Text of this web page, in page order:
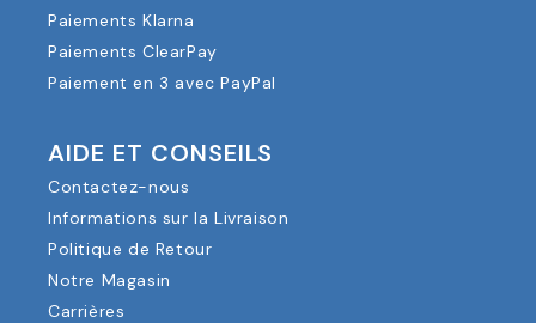
Paiements Klarna
Paiements ClearPay
Paiement en 3 avec PayPal
AIDE ET CONSEILS
Contactez-nous
Informations sur la Livraison
Politique de Retour
Notre Magasin
Carrières